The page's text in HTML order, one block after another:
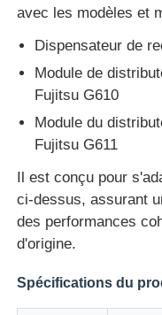
Contrôle de la
Contact
nouvelles
Tous les cas
avec les modèles et
Dispensateur de
Module de
Fujitsu G610
Module du
Fujitsu G611
Il est conçu pour
ci-dessus, assurant
des performances
d'origine.
Spécifications du